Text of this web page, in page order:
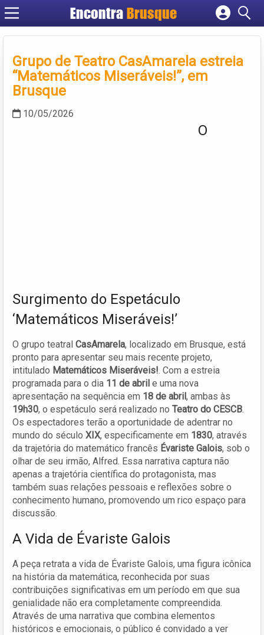
EncontraBrusque
Cadastrar empresa
Criar conta
Grupo de Teatro CasAmarela estreia
“Matemáticos Miseráveis!”, em
Brusque
10/05/2026
O
Surgimento do Espetáculo
‘Matemáticos Miseráveis!’
O grupo teatral CasAmarela, localizado em Brusque, está
pronto para apresentar seu mais recente projeto,
intitulado Matemáticos Miseráveis!. Com a estreia
programada para o dia 11 de abril e uma nova
apresentação na sequência em 18 de abril, ambas às
19h30, o espetáculo será realizado no Teatro do CESCB.
Os espectadores terão a oportunidade de adentrar no
mundo do século XIX, especificamente em 1830, através
da trajetória do matemático francês Évariste Galois, sob o
olhar de seu irmão, Alfred. Essa narrativa captura não
apenas a trajetória científica do protagonista, mas
também suas relações pessoais e reflexões sobre o
conhecimento humano, promovendo um rico espaço para
discussão.
A Vida de Évariste Galois
A peça retrata a vida de Évariste Galois, uma figura icônica
na história da matemática, reconhecida por suas
contribuições significativas em um período em que sua
genialidade não era completamente compreendida.
Através de uma narrativa que combina elementos
históricos e emocionais, o público é convidado a ver